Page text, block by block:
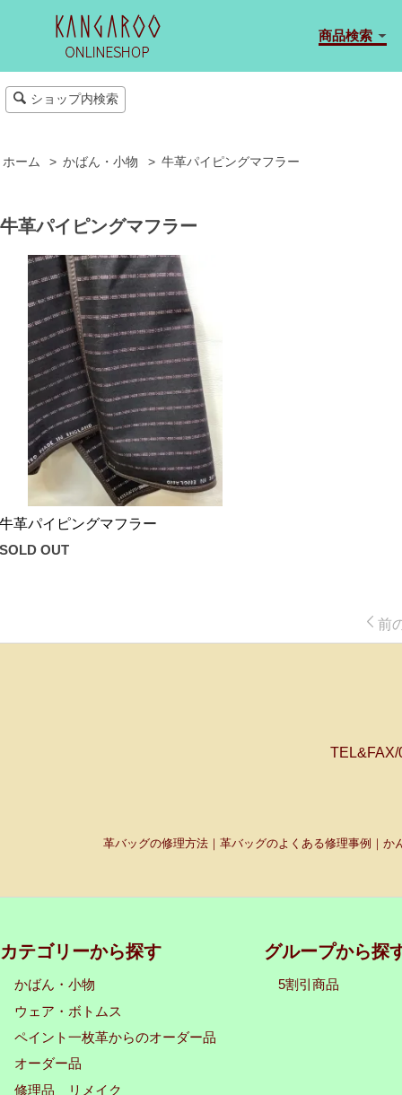
商品検索
ショップ内検索
ホーム > かばん・小物 > 牛革パイピングマフラー
牛革パイピングマフラー
革パイピングマフラー
OUT
前
革バッグの修理方法｜革バッグのよくある修理事例｜
カテゴリーから探す
かばん・小物
ウェア・ボトムス
ペイント一枚革からのオーダー品
オーダー品
修理品 リメイク
グループから探
5割引商品